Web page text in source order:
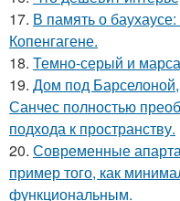
17. В память о
Копенгагене.
18. Темно-серый и
19. Дом под
Санчес полностью
подхода к пространству.
20. Современные
пример того, как
функциональным.